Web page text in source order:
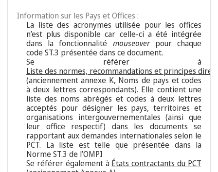
Information sur les Pays et Offices :
La liste des acronymes utilisée pour les offices
n’est plus disponible car celle-ci a été intégrée
dans la fonctionnalité mouseoverpour chaque
code ST.3 présentée dans ce document.
Se référer à
Liste des normes, recommandations et principes
(anciennement annexe K, Noms de pays et codes
à deux lettres correspondants). Elle contient une
liste des noms abrégés et codes à deux lettres
acceptés pour désigner les pays, territoires et
organisations intergouvernementales (ainsi que
leur office respectif) dans les documents se
rapportant aux demandes internationales selon le
PCT. La liste est telle que présentée dans la
Norme ST.3 de l’OMPI
Se référer également à États contractants du PCT